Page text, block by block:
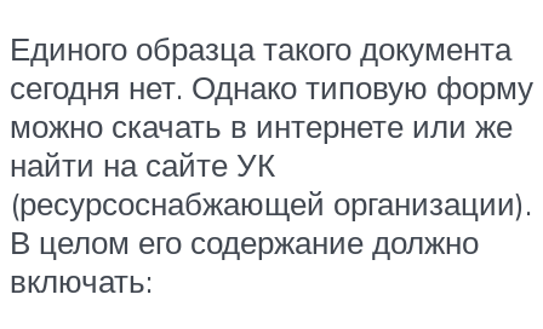
Единого образца такого документа
сегодня нет. Однако типовую форму
можно скачать в интернете или же
найти на сайте УК
(ресурсоснабжающей организации).
В целом его содержание должно
включать: